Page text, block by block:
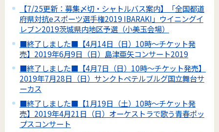
【7/25更新：募集〆切・シャトルバス案内】「全国都道
府県対抗eスポーツ選手権2019 IBARAKI」ウイニングイ
レブン2019茨城県内地区予選（小美玉会場）
■終了しました■【4月14日（日）10時～チケット発
売】2019年6月9日（日）島津亜矢コンサート2019
■終了しました■【4月7日（日）10時～チケット発売】
2019年7月28日（日）サンクトペテルブルグ国立舞台サ
ーカス
■終了しました■【1月19日（土）10時～チケット発
売】2019年4月21日（日）オーケストラで歌う青春ポッ
プスコンサート